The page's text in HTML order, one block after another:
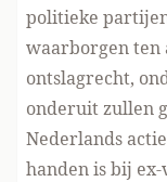
politieke
waarborgen ten
ontslagrecht,
onderuit zullen
Nederlands
handen is bij